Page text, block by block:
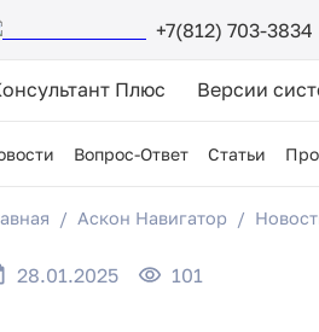
+7(812) 703-3834
Плюс Версии
Вопрос-Ответ Статьи
Аскон Навигатор
28.01.2025 101